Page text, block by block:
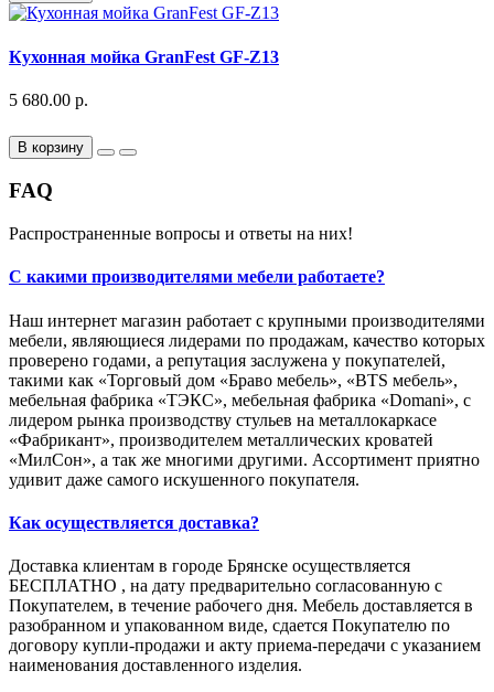
Кухонная мойка GranFest GF-Z13
5 680.00 р.
В корзину
FAQ
Распространенные вопросы и ответы на них!
С какими производителями мебели работаете?
Наш интернет магазин работает с крупными производителями
мебели, являющиеся лидерами по продажам, качество которых
проверено годами, а репутация заслужена у покупателей,
такими как «Торговый дом «Браво мебель», «BTS мебель»,
мебельная фабрика «ТЭКС», мебельная фабрика «Domani», с
лидером рынка производству стульев на металлокаркасе
«Фабрикант», производителем металлических кроватей
«МилСон», а так же многими другими. Ассортимент приятно
удивит даже самого искушенного покупателя.
Как осуществляется доставка?
Доставка клиентам в городе Брянске осуществляется
БЕСПЛАТНО , на дату предварительно согласованную с
Покупателем, в течение рабочего дня. Мебель доставляется в
разобранном и упакованном виде, сдается Покупателю по
договору купли-продажи и акту приема-передачи с указанием
наименования доставленного изделия.